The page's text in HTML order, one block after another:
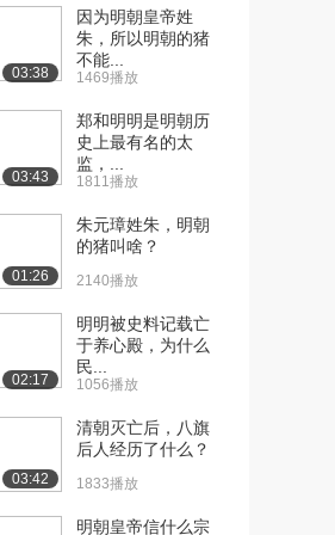
03:38
因为明朝皇帝姓
朱，所以明朝的猪
不能...
1469播放
03:43
郑和明明是明朝历
史上最有名的太
监，...
1811播放
01:26
朱元璋姓朱，明朝
的猪叫啥？
2140播放
02:17
明明被史料记载亡
于养心殿，为什么
民...
1056播放
03:42
清朝灭亡后，八旗
后人经历了什么？
1833播放
明朝皇帝信什么宗